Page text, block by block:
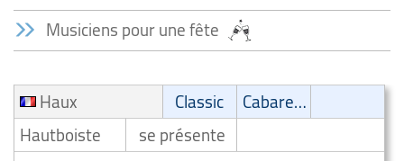
Musiciens pour une fête
Haux Classic
Cabaret/Variétés
Hautboiste
se présente